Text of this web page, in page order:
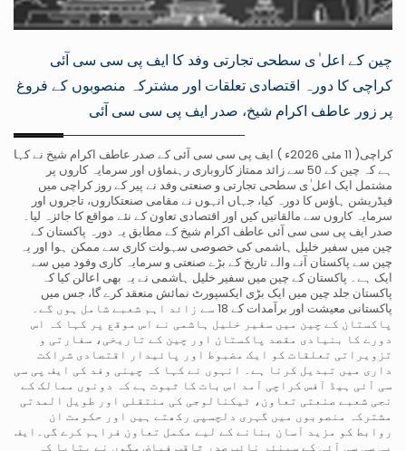
چین کے اعل ٰی سطحی تجارتی وفد کا ایف پی سی سی آئی
کراچی کا دورہ اقتصادی تعلقات اور مشترکہ منصوبوں کے فروغ
پر زور عاطف اکرام شیخ، صدر ایف پی سی سی آئی
کراچی( 11 مئی 2026ء ) ایف پی سی سی آئی کے صدر عاطف اکرام شیخ نے کہا
ہے کہ چین کے 50 سے زائد ممتاز کاروباری رہنماؤں اور سرمایہ کاروں پر
مشتمل ایک اعل ٰی سطحی تجارتی و صنعتی وفد نے پیر کے روز کراچی میں
فیڈریشن ہاؤس کا دورہ کیا، جہاں انہوں نے مقامی صنعتکاروں، تاجروں اور
سرمایہ کاروں سے مالقاتیں کیں اور اقتصادی تعاون کے نئے مواقع کا جائزہ لیا۔
صدر ایف پی سی سی آئی عاطف اکرام شیخ کے مطابق یہ دورہ پاکستان کے
چین میں سفیر خلیل ہاشمی کی خصوصی سہولت کاری سے ممکن ہوا اور یہ
چین سے پاکستان آنے والے تاریخ کے بڑے صنعتی و سرمایہ کاری وفود میں سے
ایک ہے۔ پاکستان کے چین میں سفیر خلیل ہاشمی نے یہ بھی اعالن کیا کہ
پاکستان جلد چین میں ایک بڑی ایکسپورٹ نمائش منعقد کرے گا، جس میں
پاکستانی معیشت اور برآمدات کے 18 سے زائد اہم شعبے شامل ہوں گے۔
پاکستان کے چین میں سفیر خلیل ہاشمی نے اس موقع پر کہا کہ اس
دورے کا بنیادی مقصد پاکستان اور چین کے تاریخی، سفارتی و
تزویراتی تعلقات کو ایک مضبوط اور پائیدار اقتصادی شراکت
داری میں تبدیل کرنا ہے۔ انہوں نے کہا کہ چینی وفد کی ایف پی سی
سی آئی ہیڈ آفس کراچی آمد اس بات کا ثبوت ہے کہ دونوں ممالک کے
نجی شعبے صنعتی تعاون، ٹیکنالوجی کی منتقلی اور طویل المدتی
مشترکہ منصوبوں میں گہری دلچسپی رکھتے ہیں اور حکومت ان
روابط کو مزید آسان بنانے کے لیے مکمل تعاون فراہم کرے گی۔ایف
پی سی سی آئی کے سینئر نائب صدر ثاقب فیاض مگوں نے بتایا کہ